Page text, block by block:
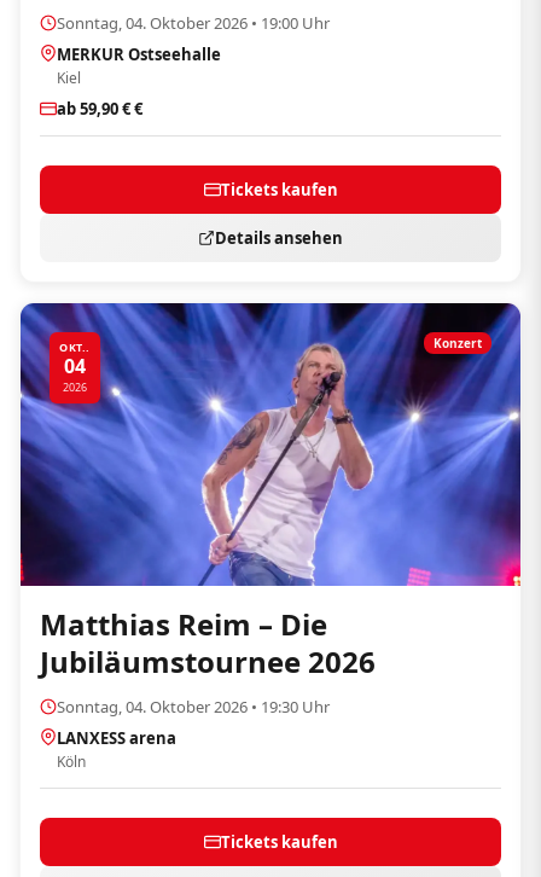
Sonntag, 04. Oktober 2026 • 19:00 Uhr
MERKUR Ostseehalle
Kiel
ab 59,90 € €
Tickets kaufen
Details ansehen
OKT..
04
2026
Konzert
Matthias Reim – Die
Jubiläumstournee 2026
Sonntag, 04. Oktober 2026 • 19:30 Uhr
LANXESS arena
Köln
Tickets kaufen